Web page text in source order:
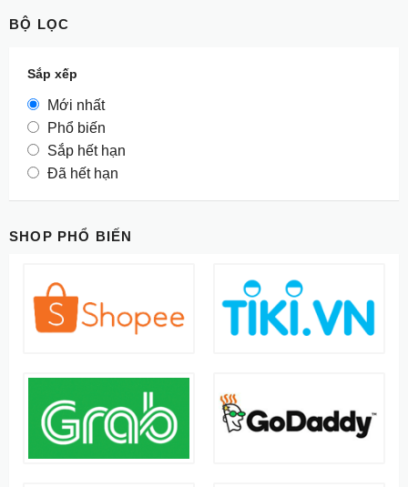
BỘ LỌC
Sắp xếp
Mới nhất
Phổ biến
Sắp hết hạn
Đã hết hạn
SHOP PHỔ BIẾN